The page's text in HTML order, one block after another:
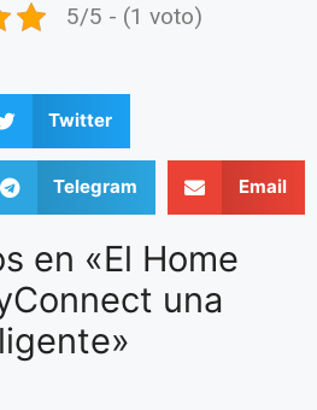
5/5 - (1 voto)
Twitter
Telegram Email
en «El Home
una